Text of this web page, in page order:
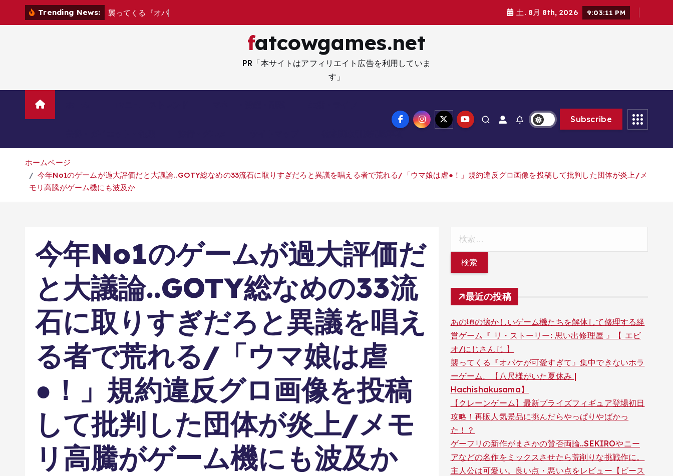
Trending News: 襲って く る 『オバ 土. 8月 8th, 2026 9:03:13 PM
fatcowgames.net
PR「本サイトはアフィリエイト広告を利用していま
す」
Subscribe
ホームページ
今年No1のゲームが過大評価だと大議論..GOTY総なめの33流石に取りすぎだろと異議を唱える者で荒れる/「ウマ娘は虐●！」規約違反グロ画像を投稿して批判した団体が炎上/メ
モリ高騰がゲーム機にも波及か
今年No1のゲームが過大評価だ
と大議論..GOTY総なめの33流
石に取りすぎだろと異議を唱え
る者で荒れる/「ウマ娘は虐
●！」規約違反グロ画像を投稿
して批判した団体が炎上/メモ
リ高騰がゲーム機にも波及か
最近の投稿
あの頃の懐かしいゲーム機たちを解体して修理する経
営ゲーム『 リ・ストーリー: 思い出修理屋 』【 エビ
オ/にじさんじ 】
襲ってくる『オバケが可愛すぎて』集中できないホラ
ーゲーム。【八尺様がいた夏休み |
Hachishakusama】
【クレーンゲーム】最新プライズフィギュア登場初日
攻略！再販人気景品に挑んだらやっぱりやばかっ
た！？
ゲーフリの新作がまさかの賛否両論..SEKIROやニー
アなどの名作をミックスさせたら荒削りな挑戦作に。
主人公は可愛い。良い点・悪い点をレビュー【ビース